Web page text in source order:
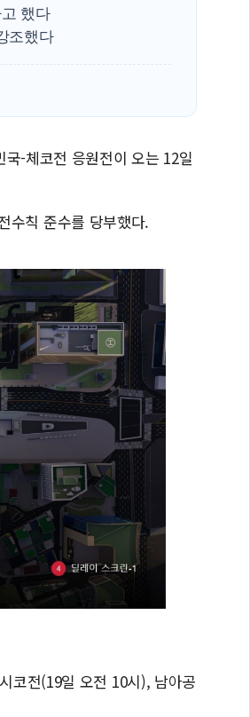
했다
조했다
-체코전 응원전이 오는 12일
수칙 준수를 당부했다.
코전(19일 오전 10시), 남아공